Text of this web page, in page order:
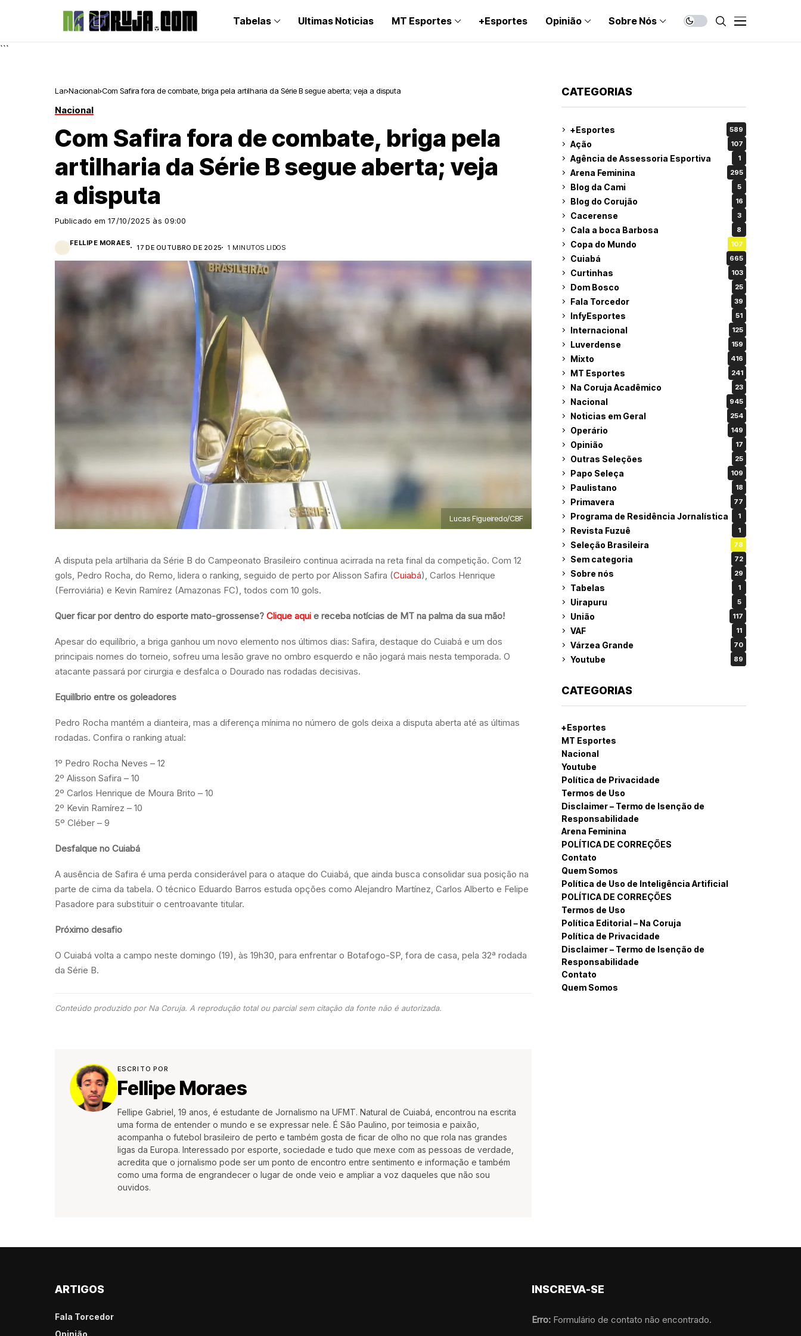
Tabelas Ultimas Noticias MT Esportes +Esportes Opinião Sobre Nós
```
Lar Nacional Com Safira fora de combate, briga pela artilharia da Série B segue aberta; veja a disputa
Nacional
Com Safira fora de combate, briga pela
artilharia da Série B segue aberta; veja
a disputa
Publicado em 17/10/2025 às 09:00
FELLIPE MORAES
17 DE OUTUBRO DE 2025 1 MINUTOS LIDOS
Lucas Figueiredo/CBF
A disputa pela artilharia da Série B do Campeonato Brasileiro continua acirrada na reta final da competição. Com 12
gols, Pedro Rocha, do Remo, lidera o ranking, seguido de perto por Alisson Safira (Cuiabá), Carlos Henrique
(Ferroviária) e Kevin Ramírez (Amazonas FC), todos com 10 gols.
Quer ficar por dentro do esporte mato-grossense? Clique aqui e receba notícias de MT na palma da sua mão!
Apesar do equilíbrio, a briga ganhou um novo elemento nos últimos dias: Safira, destaque do Cuiabá e um dos
principais nomes do torneio, sofreu uma lesão grave no ombro esquerdo e não jogará mais nesta temporada. O
atacante passará por cirurgia e desfalca o Dourado nas rodadas decisivas.
Equilíbrio entre os goleadores
Pedro Rocha mantém a dianteira, mas a diferença mínima no número de gols deixa a disputa aberta até as últimas
rodadas. Confira o ranking atual:
1º Pedro Rocha Neves – 12
2º Alisson Safira – 10
2º Carlos Henrique de Moura Brito – 10
2º Kevin Ramírez – 10
5º Cléber – 9
Desfalque no Cuiabá
A ausência de Safira é uma perda considerável para o ataque do Cuiabá, que ainda busca consolidar sua posição na
parte de cima da tabela. O técnico Eduardo Barros estuda opções como Alejandro Martínez, Carlos Alberto e Felipe
Pasadore para substituir o centroavante titular.
Próximo desafio
O Cuiabá volta a campo neste domingo (19), às 19h30, para enfrentar o Botafogo-SP, fora de casa, pela 32ª rodada
da Série B.
Conteúdo produzido por Na Coruja. A reprodução total ou parcial sem citação da fonte não é autorizada.
ESCRITO POR
Fellipe Moraes
Fellipe Gabriel, 19 anos, é estudante de Jornalismo na UFMT. Natural de Cuiabá, encontrou na escrita
uma forma de entender o mundo e se expressar nele. É São Paulino, por teimosia e paixão,
acompanha o futebol brasileiro de perto e também gosta de ficar de olho no que rola nas grandes
ligas da Europa. Interessado por esporte, sociedade e tudo que mexe com as pessoas de verdade,
acredita que o jornalismo pode ser um ponto de encontro entre sentimento e informação e também
como uma forma de engrandecer o lugar de onde veio e ampliar a voz daqueles que não sou
ouvidos.
CATEGORIAS
+Esportes 589
Ação 107
Agência de Assessoria Esportiva 1
Arena Feminina 295
Blog da Cami 5
Blog do Corujão 16
Cacerense 3
Cala a boca Barbosa 8
Copa do Mundo 107
Cuiabá 665
Curtinhas 103
Dom Bosco 25
Fala Torcedor 39
InfyEsportes 51
Internacional 125
Luverdense 159
Mixto 416
MT Esportes 241
Na Coruja Acadêmico 23
Nacional 945
Noticias em Geral 254
Operário 149
Opinião 17
Outras Seleções 25
Papo Seleça 109
Paulistano 18
Primavera 77
Programa de Residência Jornalística 1
Revista Fuzuê 1
Seleção Brasileira 78
Sem categoria 72
Sobre nós 29
Tabelas 1
Uirapuru 5
União 117
VAF 11
Várzea Grande 70
Youtube 89
CATEGORIAS
+Esportes
MT Esportes
Nacional
Youtube
Política de Privacidade
Termos de Uso
Disclaimer – Termo de Isenção de
Responsabilidade
Arena Feminina
POLÍTICA DE CORREÇÕES
Contato
Quem Somos
Política de Uso de Inteligência Artificial
POLÍTICA DE CORREÇÕES
Termos de Uso
Política Editorial – Na Coruja
Política de Privacidade
Disclaimer – Termo de Isenção de
Responsabilidade
Contato
Quem Somos
ARTIGOS
Fala Torcedor
Opinião
INSCREVA-SE
Erro: Formulário de contato não encontrado.